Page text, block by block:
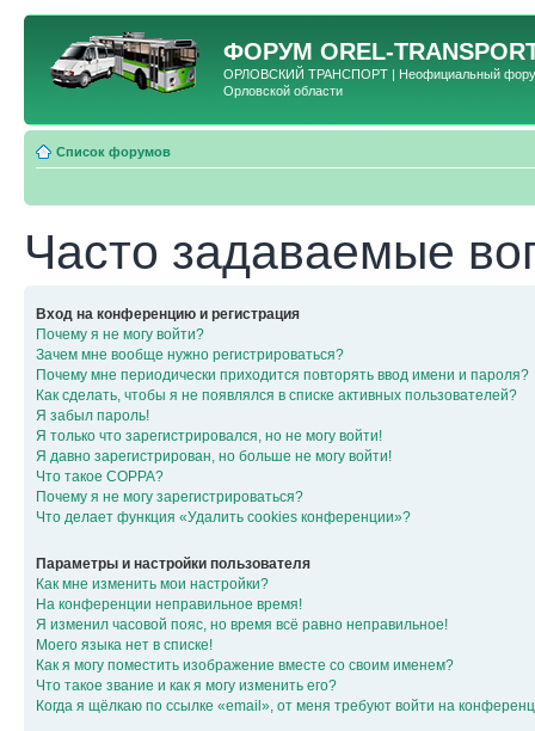
ФОРУМ OREL-
ОРЛОВСКИЙ ТРАНСПОРТ | Неофициальный форум
Орловской области
Список форумов
Часто задаваемые
Вход на конференцию и регистрация
Почему я не могу войти?
Зачем мне вообще нужно регистрироваться?
Почему мне периодически приходится повторять ввод имени и пароля?
Как сделать, чтобы я не появлялся в списке активных пользователей?
Я забыл пароль!
Я только что зарегистрировался, но не могу войти!
Я давно зарегистрирован, но больше не могу войти!
Что такое COPPA?
Почему я не могу зарегистрироваться?
Что делает функция «Удалить cookies конференции»?
Параметры и настройки пользователя
Как мне изменить мои настройки?
На конференции неправильное время!
Я изменил часовой пояс, но время всё равно неправильное!
Моего языка нет в списке!
Как я могу поместить изображение вместе со своим именем?
Что такое звание и как я могу изменить его?
Когда я щёлкаю по ссылке «email», от меня требуют войти на